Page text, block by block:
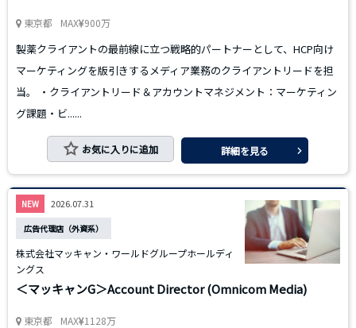
東京都 MAX 900万
製薬クライアントの最前線に立つ戦略的パートナーとして、HCP向け
マーケティングを版引きするメディア業務のクライアントリードを担
当。 ・クライアントリード＆アカウントマネジメント：マーケティン
グ課題・ビ......
お気に入りに追加 詳細を見る
NEW 2026.07.31
広告代理店（外資系）
株式会社マッキャン・ワールドグループホールディ
ングス
＜マッキャンG＞Account Director (Omnicom Media)
東京都 MAX 1128万